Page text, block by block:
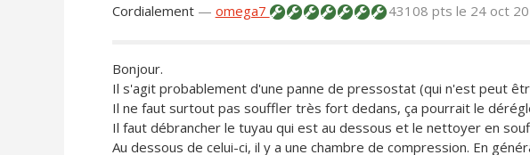
Cordialement — omega7 43108 pts le 24 oct
Bonjour.
Il s'agit probablement d'une panne de pressostat (qui n'est peut
Il ne faut surtout pas souffler très fort dedans, ça pourrait le
Il faut débrancher le tuyau qui est au dessous et le nettoyer en
Au dessous de celui-ci, il y a une chambre de compression. En